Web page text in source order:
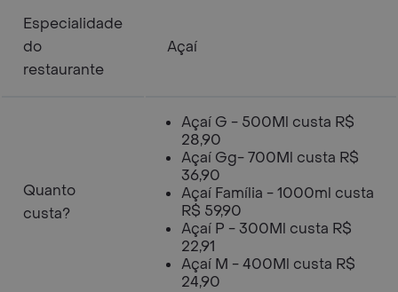
Especialidade
do
restaurante
Açaí
Quanto
custa?
Açaí G - 500Ml custa R$
28,90
Açaí Gg- 700Ml custa R$
36,90
Açaí Família - 1000ml custa
R$ 59,90
Açaí P - 300Ml custa R$
22,91
Açaí M - 400Ml custa R$
24,90